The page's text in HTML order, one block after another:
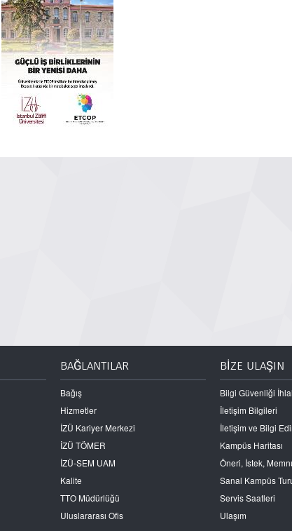
BAĞLANTILAR
Bağış
Hizmetler
İZÜ Kariyer Merkezi
İZÜ TÖMER
İZÜ-SEM UAM
Kalite
TTO Müdürlüğü
Uluslararası Ofis
BİZE ULAŞIN
Bilgi Güvenliği
İletişim Bilgileri
İletişim ve Bilgi
Kampüs Haritası
Öneri, İstek,
Sanal Kampüs
Servis Saatleri
Ulaşım